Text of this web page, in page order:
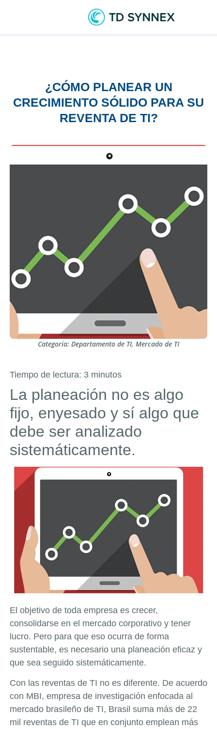
¿CÓMO PLANEAR UN
CRECIMIENTO SÓLIDO PARA SU
REVENTA DE TI?
Categoria: Departamento de TI, Mercado de TI
Tiempo de lectura: 3 minutos
La planeación no es algo
fijo, enyesado y sí algo que
debe ser analizado
sistemáticamente.
El objetivo de toda empresa es crecer,
consolidarse en el mercado corporativo y tener
lucro. Pero para que eso ocurra de forma
sustentable, es necesario una planeación eficaz y
que sea seguido sistemáticamente.
Con las reventas de TI no es diferente. De acuerdo
con MBI, empresa de investigación enfocada al
mercado brasileño de TI, Brasil suma más de 22
mil reventas de TI que en conjunto emplean más